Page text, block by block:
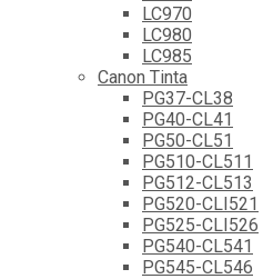
LC970
LC980
LC985
Canon Tinta
PG37-CL38
PG40-CL41
PG50-CL51
PG510-CL511
PG512-CL513
PG520-CLI521
PG525-CLI526
PG540-CL541
PG545-CL546